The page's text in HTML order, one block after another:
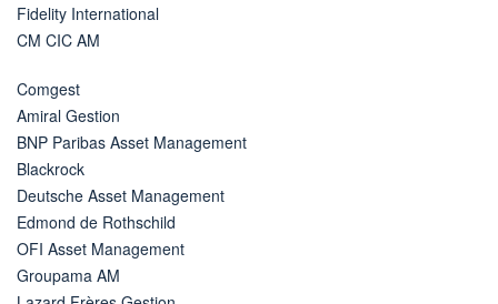
Fidelity International
CM CIC AM
Comgest
Amiral Gestion
BNP Paribas Asset Management
Blackrock
Deutsche Asset Management
Edmond de Rothschild
OFI Asset Management
Groupama AM